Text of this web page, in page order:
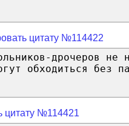
цитату №114422
дрочеров не
обходиться без
цитату №114421